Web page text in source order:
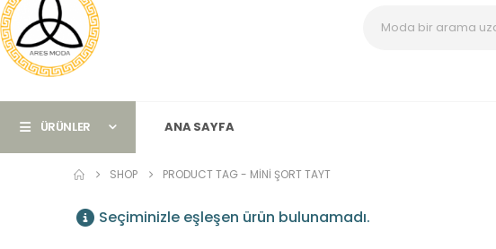
ÜRÜNLER ANA SAYFA
SHOP PRODUCT TAG - MINI ŞORT TAYT
Seçiminizle eşleşen ürün bulunamadı.